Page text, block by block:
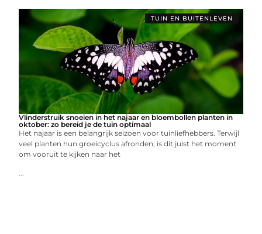
TUIN EN BUITENLEVEN
Vlinderstruik snoeien in het najaar en bloembollen planten in
oktober: zo bereid je de tuin optimaal
Het najaar is een belangrijk seizoen voor tuinliefhebbers. Terwijl
veel planten hun groeicyclus afronden, is dit juist het moment
om vooruit te kijken naar het
...